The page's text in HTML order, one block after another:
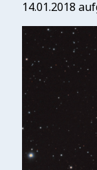
14.01.2018